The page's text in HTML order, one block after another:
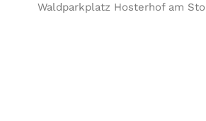
Waldparkplatz Hosterhof am